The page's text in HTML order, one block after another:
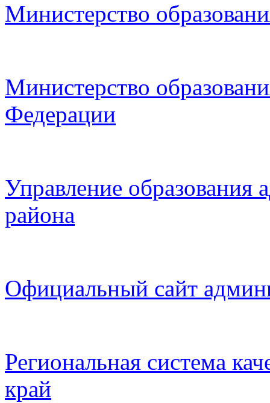
Министерство
Министерство
Федерации
Управление образования
района
Официальный сайт
Региональная система
край